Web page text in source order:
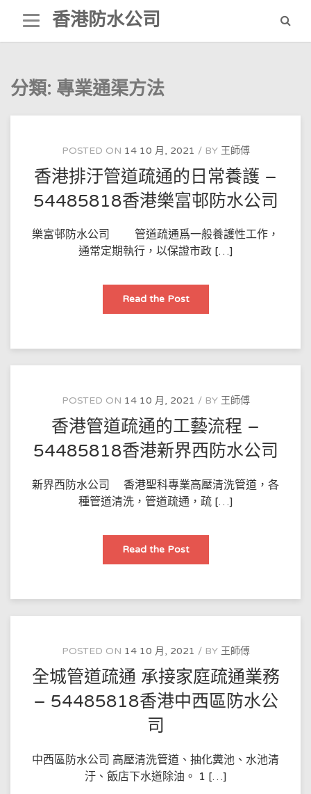
content
香港防水公司
分類: 專業通渠方法
POSTED ON 14 10 月, 2021 BY 王師傅
香港排汙管道疏通的日常養護 –
54485818香港樂富邨防水公司
樂富邨防水公司 管道疏通爲一般養護性工作，
通常定期執行，以保證市政 […]
Read the Post香
排
道
通
常
養
護
–
54485818
香
港
邨
防
水
POSTED ON 14 10 月, 2021 BY 王師傅
香港管道疏通的工藝流程 –
54485818香港新界西防水公司
新界西防水公司 香港聖科專業高壓清洗管道，各
種管道清洗，管道疏通，疏 […]
Read the Post香
管
通
工
程
–
54485818
香
港
新
界
司
POSTED ON 14 10 月, 2021 BY 王師傅
全城管道疏通 承接家庭疏通業務
– 54485818香港中西區防水公
司
中西區防水公司 高壓清洗管道、抽化糞池、水池清
汙、飯店下水道除油。 1 […]